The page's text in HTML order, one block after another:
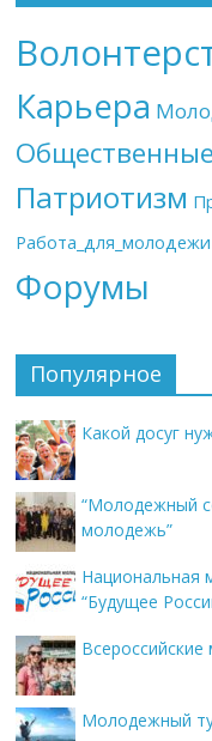
Карьера
Патриотизм
Работа_для_молодежи
Форумы
Популярное
Какой досуг
“Молодежный
молодежь”
Национальная
“Будущее
Молодежный